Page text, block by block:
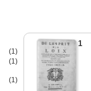
(1)
(1)
(1)
1